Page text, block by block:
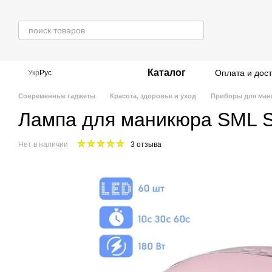
Укр Рус Каталог Оплата и
Современные гаджеты Красота, здоровье и уход Приборы для
Лампа для маникюра SML
Нет в наличии 3 отзыва